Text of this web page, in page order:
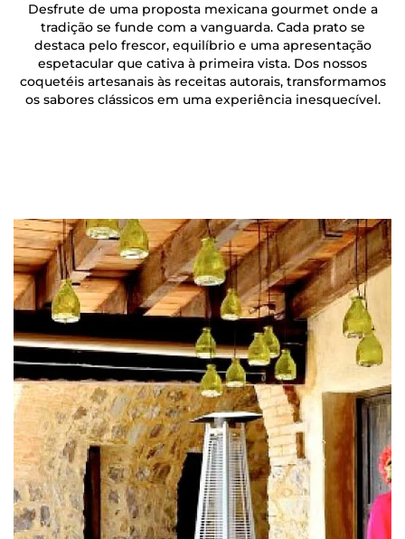
Desfrute de uma proposta mexicana gourmet onde a
tradição se funde com a vanguarda. Cada prato se
destaca pelo frescor, equilíbrio e uma apresentação
espetacular que cativa à primeira vista. Dos nossos
coquetéis artesanais às receitas autorais, transformamos
os sabores clássicos em uma experiência inesquecível.